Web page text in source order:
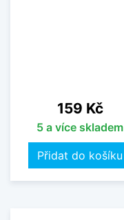
Cena
159 Kč
5 a více skladem
Přidat do košíku